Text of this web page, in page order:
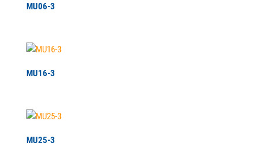
MU06-3
MU16-3
MU25-3